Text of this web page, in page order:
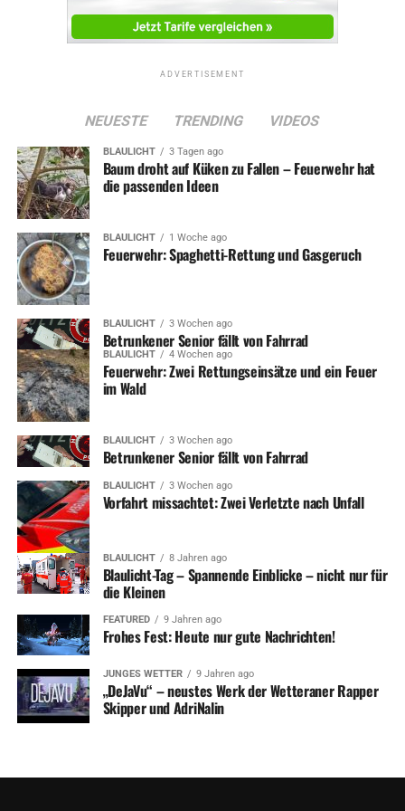
DON'T MISS
ADVERTISEMENT
NEUESTE TRENDING VIDEOS
BLAULICHT 3 Tagen ago
Baum droht auf Küken zu Fallen – Feuerwehr hat
die passenden Ideen
BLAULICHT 1 Woche ago
Feuerwehr: Spaghetti-Rettung und Gasgeruch
BLAULICHT 3 Wochen ago
Betrunkener Senior fällt von Fahrrad
BLAULICHT 4 Wochen ago
Feuerwehr: Zwei Rettungseinsätze und ein Feuer
im Wald
BLAULICHT 3 Wochen ago
Betrunkener Senior fällt von Fahrrad
BLAULICHT 3 Wochen ago
Vorfahrt missachtet: Zwei Verletzte nach Unfall
BLAULICHT 8 Jahren ago
Blaulicht-Tag – Spannende Einblicke – nicht nur für
die Kleinen
FEATURED 9 Jahren ago
Frohes Fest: Heute nur gute Nachrichten!
JUNGES WETTER 9 Jahren ago
„DeJaVu“ – neustes Werk der Wetteraner Rapper
Skipper und AdriNalin